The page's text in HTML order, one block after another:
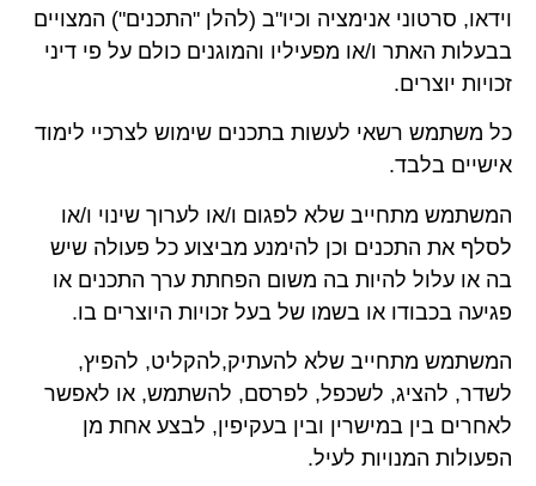
וידאו, סרטוני אנימציה וכיו"ב (להלן "התכנים") המצויים
בבעלות האתר ו/או מפעיליו והמוגנים כולם על פי דיני
זכויות יוצרים.
כל משתמש רשאי לעשות בתכנים שימוש לצרכיי לימוד
אישיים בלבד.
המשתמש מתחייב שלא לפגום ו/או לערוך שינוי ו/או
לסלף את התכנים וכן להימנע מביצוע כל פעולה שיש
בה או עלול להיות בה משום הפחתת ערך התכנים או
פגיעה בכבודו או בשמו של בעל זכויות היוצרים בו.
המשתמש מתחייב שלא להעתיק,להקליט, להפיץ,
לשדר, להציג, לשכפל, לפרסם, להשתמש, או לאפשר
לאחרים בין במישרין ובין בעקיפין, לבצע אחת מן
הפעולות המנויות לעיל.